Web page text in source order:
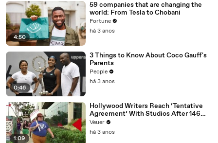
4:50
59 companies that are changing the
world: From Tesla to Chobani
Fortune
há 3 anos
0:46
3 Things to Know About Coco Gauff's
Parents
People
há 3 anos
1:09
Hollywood Writers Reach ‘Tentative
Agreement’ With Studios After 146
Day Strike
Veuer
há 3 anos